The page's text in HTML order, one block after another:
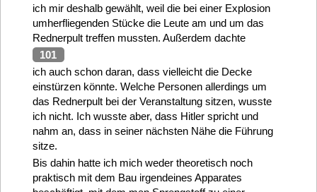
ich mir deshalb gewählt, weil die bei einer Explosion
umherfliegenden Stücke die Leute am und um das
Rednerpult treffen mussten. Außerdem dachte
101
ich auch schon daran, dass vielleicht die Decke
einstürzen könnte. Welche Personen allerdings um
das Rednerpult bei der Veranstaltung sitzen, wusste
ich nicht. Ich wusste aber, dass Hitler spricht und
nahm an, dass in seiner nächsten Nähe die Führung
sitze.
Bis dahin hatte ich mich weder theoretisch noch
praktisch mit dem Bau irgendeines Apparates